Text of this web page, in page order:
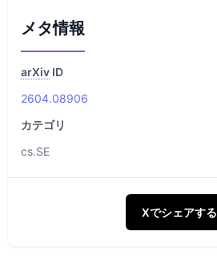
メタ情報
arXiv ID
2604.08906
カテゴリ
cs.SE
Xでシェアする